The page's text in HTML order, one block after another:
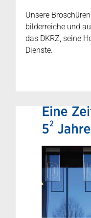
Unsere
bilderreiche und
das DKRZ, seine
Dienste.